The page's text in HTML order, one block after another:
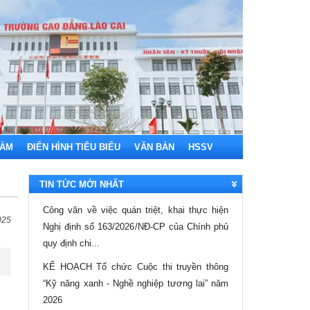
ĐIỂN HÌNH TIÊU BIỂU VĂN BẢN HSSV
TIN TỨC MỚI NHẤT
kiến thức tối thiểu, yêu cầu về năng lực mà
người học đạt...
QUYẾT ĐỊNH Về việc công nhận và cấp bằng
tốt nghiệp cho học sinh, sinh viên trình độ
trung cấp, cao...
Công văn về việc quán triệt, khai thực hiện
Nghị định số 163/2026/NĐ-CP của Chính phủ
quy định chi...
KẾ HOẠCH Tổ chức Cuộc thi truyền thông
“Kỹ năng xanh - Nghề nghiệp tương lai” năm
2026
QUYẾT ĐỊNH Về việc công nhận kết quả
đánh giá rèn luyện học kỳ II năm học 2025 -
2026 và toàn khoá...
QUYẾT ĐỊNH Về việc công nhận kết quả
đánh giá rèn luyện học kỳ II, năm học 2025-